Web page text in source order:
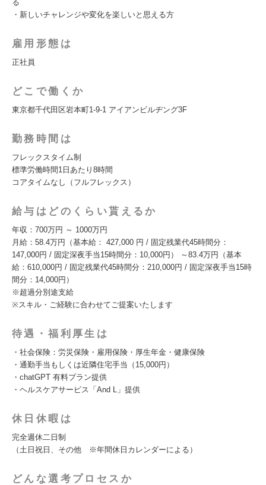
る
・新しいチャレンジや変化を楽しいと思える方
雇用形態は
正社員
どこで働くか
東京都千代田区岩本町1-9-1 アイアンビルヂング3F
勤務時間は
フレックスタイム制
標準労働時間1日あたり8時間
コアタイムなし（フルフレックス）
給与はどのくらい貰えるか
年収：700万円 ～ 1000万円
月給：58.4万円（基本給： 427,000 円 / 固定残業代45時間分：
147,000円 / 固定深夜手当15時間分：10,000円） ～83.4万円（基本
給：610,000円 / 固定残業代45時間分：210,000円 / 固定深夜手当15時
間分：14,000円）
※超過分別途支給
※スキル・ご経験に合わせてご提案いたします
待遇・福利厚生は
・社会保険：労災保険・雇用保険・厚生年金・健康保険
・通勤手当もしくは近隣住宅手当（15,000円）
・chatGPT 有料プラン提供
・ヘルスケアサービス「And L」提供
休日休暇は
完全週休二日制
（土日祝日、その他 ※年間休日カレンダーによる）
どんな選考プロセスか